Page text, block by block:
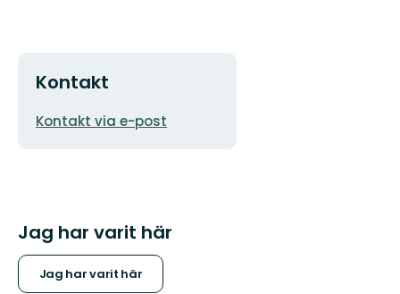
Kontakt
E-
Kontakt via e-post
Jag har varit här
Jag har varit här